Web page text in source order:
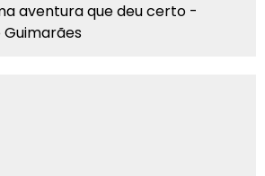
aventura que deu certo -